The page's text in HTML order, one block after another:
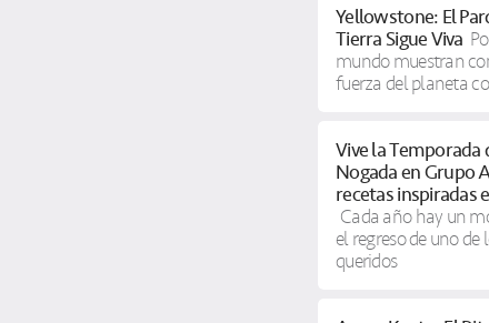
Yellowstone: El
Tierra Sigue Viva
mundo muestran
fuerza del planeta
Vive la Temporada
Nogada en Grupo
recetas inspiradas
Cada año hay un
el regreso de uno de
queridos